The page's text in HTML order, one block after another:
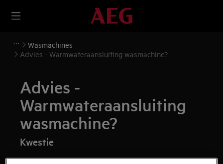
Wasmachines
Advies - Warmwateraansluiting wasmachine?
Advies -
Warmwateraansluiting
wasmachine?
Kwestie
Is het mogelijk om de wasmachine op